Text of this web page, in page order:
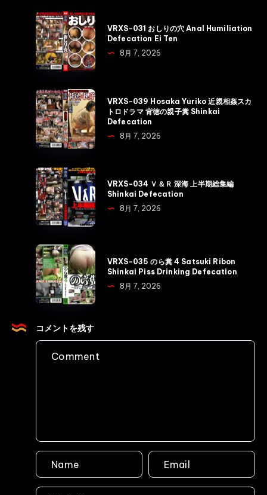
VRXS-
031
お
し
の
穴
Anal
Humiliation
Ei
Ten
VRXS-031 おしりの穴 Anal Humiliation
Defecation Ei Ten
8月 7, 2026
VRXS-
039
Hosaka
Yuriko
親
相
姦
ス
ト
ロ
ド
ラ
マ
徳
VRXS-039 Hosaka Yuriko 近親相姦スカ
トロドラマ 背徳の親子糞 Shinkai
Defecation
8月 7, 2026
VRXS-
034
Ｖ
＆
深
海
上
半
集
VRXS-034 Ｖ＆Ｒ 深海 上半期総集編
Shinkai Defecation
8月 7, 2026
VRXS-
035
の
ら
4
Satsuki
Ribon
VRXS-035 のら糞 4 Satsuki Ribon
Shinkai Piss Drinking Defecation
8月 7, 2026
コメントを残す